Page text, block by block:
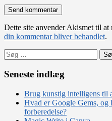
Dette site anvender Akismet til at
din kommentar bliver behandlet.
Søg
efter:
Seneste indlæg
Brug kunstig intelligens til
Hvad er Google Gems, og
forberedelse?